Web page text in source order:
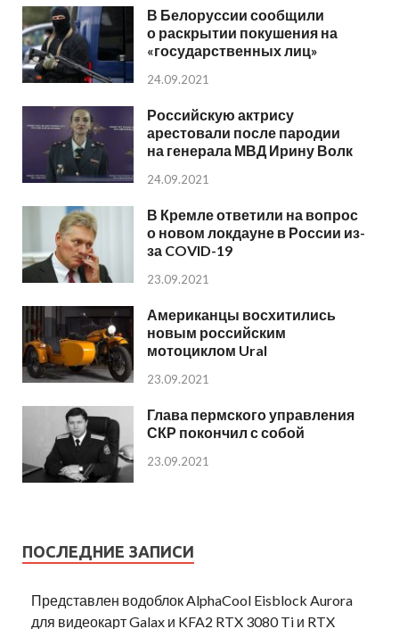
В Белоруссии сообщили
о раскрытии покушения на
«государственных лиц»
24.09.2021
Российскую актрису
арестовали после пародии
на генерала МВД Ирину Волк
24.09.2021
В Кремле ответили на вопрос
о новом локдауне в России из-
за COVID-19
23.09.2021
Американцы восхитились
новым российским
мотоциклом Ural
23.09.2021
Глава пермского управления
СКР покончил с собой
23.09.2021
ПОСЛЕДНИЕ ЗАПИСИ
Представлен водоблок AlphaCool Eisblock Aurora
для видеокарт Galax и KFA2 RTX 3080 Ti и RTX